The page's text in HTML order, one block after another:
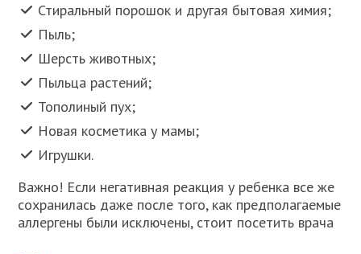
Стиральный порошок и другая бытовая химия;
Пыль;
Шерсть животных;
Пыльца растений;
Тополиный пух;
Новая косметика у мамы;
Игрушки.
Важно! Если негативная реакция у ребенка все же
сохранилась даже после того, как предполагаемые
аллергены были исключены, стоит посетить врача